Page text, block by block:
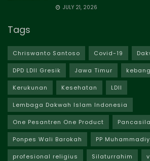
JULY 21, 2026
Tags
Chriswanto Santoso Covid-19
DPD LDII Gresik Jawa Timur
Kerukunan Kesehatan LDII
Lembaga Dakwah Islam Indonesia
One Pesantren One Product Pancasila
Ponpes Wali Barokah PP
profesional religius Silaturrahim